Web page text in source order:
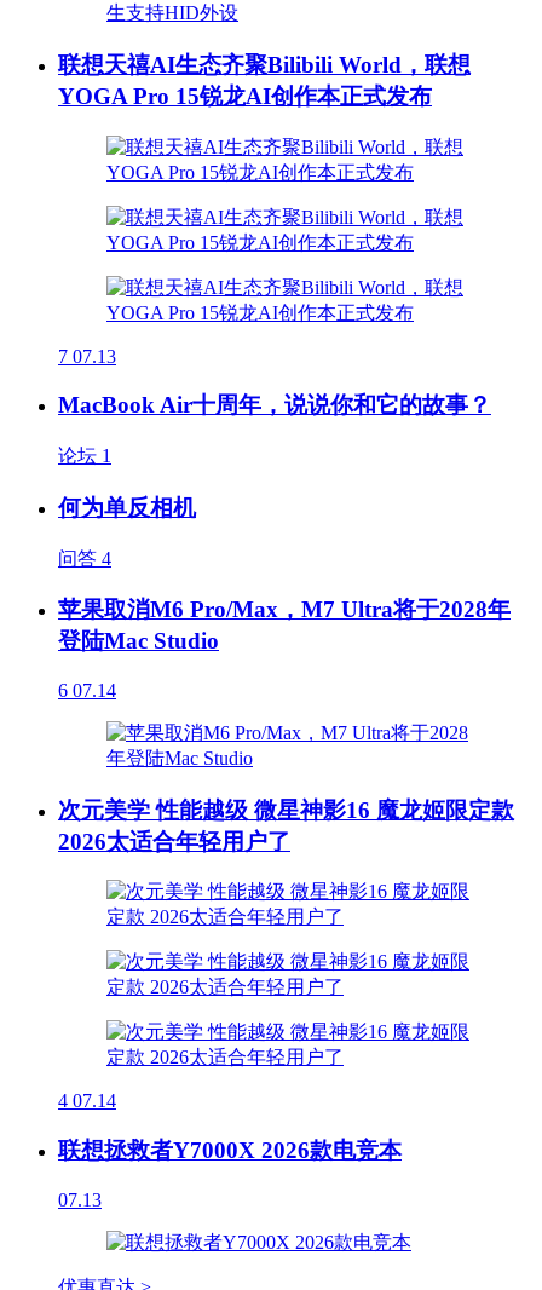
联想天禧AI生态齐聚Bilibili World，联想
YOGA Pro 15锐龙AI创作本正式发布
7 07.13
MacBook Air十周年，说说你和它的故事？
论坛 1
何为单反相机
问答 4
苹果取消M6 Pro/Max，M7 Ultra将于2028年
登陆Mac Studio
6 07.14
次元美学 性能越级 微星神影16 魔龙姬限定款
2026太适合年轻用户了
4 07.14
联想拯救者Y7000X 2026款电竞本
07.13